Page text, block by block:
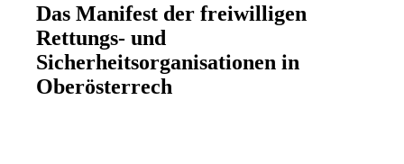
Das Manifest der freiwilligen
Rettungs- und
Sicherheitsorganisationen in
Oberösterrech